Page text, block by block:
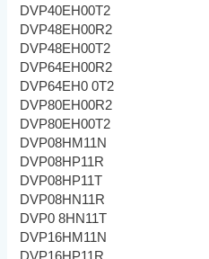
DVP40EH00T2
DVP48EH00R2
DVP48EH00T2
DVP64EH00R2
DVP64EH0 0T2
DVP80EH00R2
DVP80EH00T2
DVP08HM11N
DVP08HP11R
DVP08HP11T
DVP08HN11R
DVP0 8HN11T
DVP16HM11N